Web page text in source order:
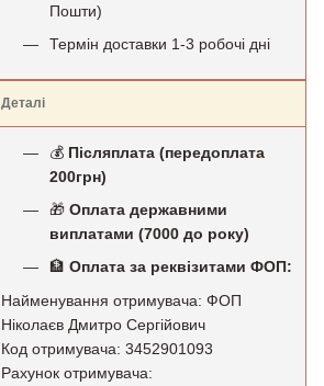
Пошти)
Термін доставки 1-3 робочі дні
Деталі
💰 Післяплата (передоплата
200грн)
🎁 Оплата державними
виплатами (7000 до року)
🏦 Оплата за реквізитами ФОП:
Найменування отримувача: ФОП
Ніколаєв Дмитро Сергійович
Код отримувача: 3452901093
Рахунок отримувача: